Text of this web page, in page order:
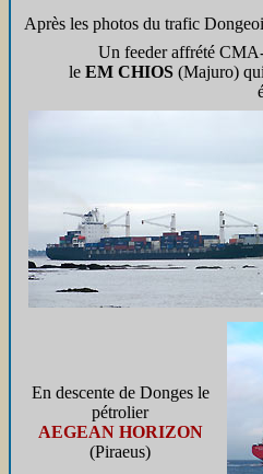
Après les photos du trafic
Un feeder affrété
le EM CHIOS (Majuro)
En descente de Donges le
pétrolier
AEGEAN HORIZON
(Piraeus)